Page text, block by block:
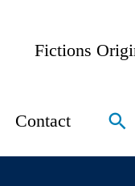
Fictions
Contact